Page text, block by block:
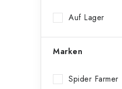
e
Auf Lager
Marken
Spider Farmer